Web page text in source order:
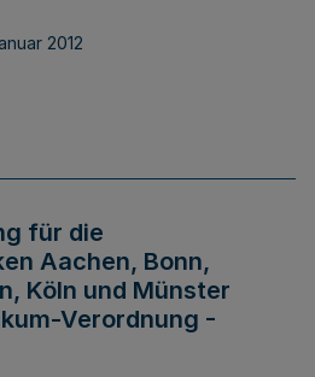
2012
für die
Aachen, Bonn,
Köln und Münster
Verordnung -